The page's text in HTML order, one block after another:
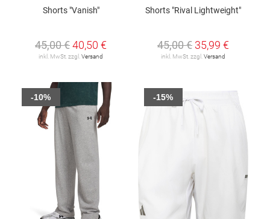
Shorts "Vanish"
45,00 €40,50 €
inkl. MwSt. zzgl. Versand
Shorts "Rival Lightweight"
45,00 € 35,99 €
inkl. MwSt. zzgl. Versand
-10% -15%